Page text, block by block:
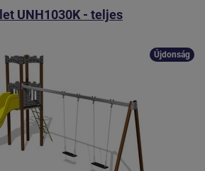
UNH1030K - teljes
Újdonság